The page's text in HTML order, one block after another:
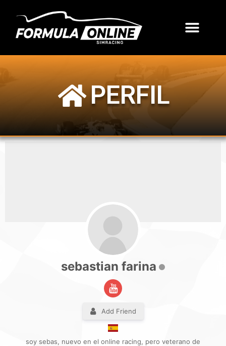
PERFIL
sebastian farina
Add Friend
soy sebas, nuevo en el online racing, pero veterano de